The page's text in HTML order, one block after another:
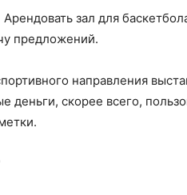
Арендовать зал для
предложений.
направления
скорее всего,